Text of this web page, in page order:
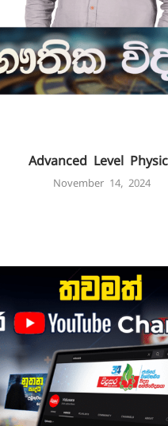
Advanced Level
November 14, 2024